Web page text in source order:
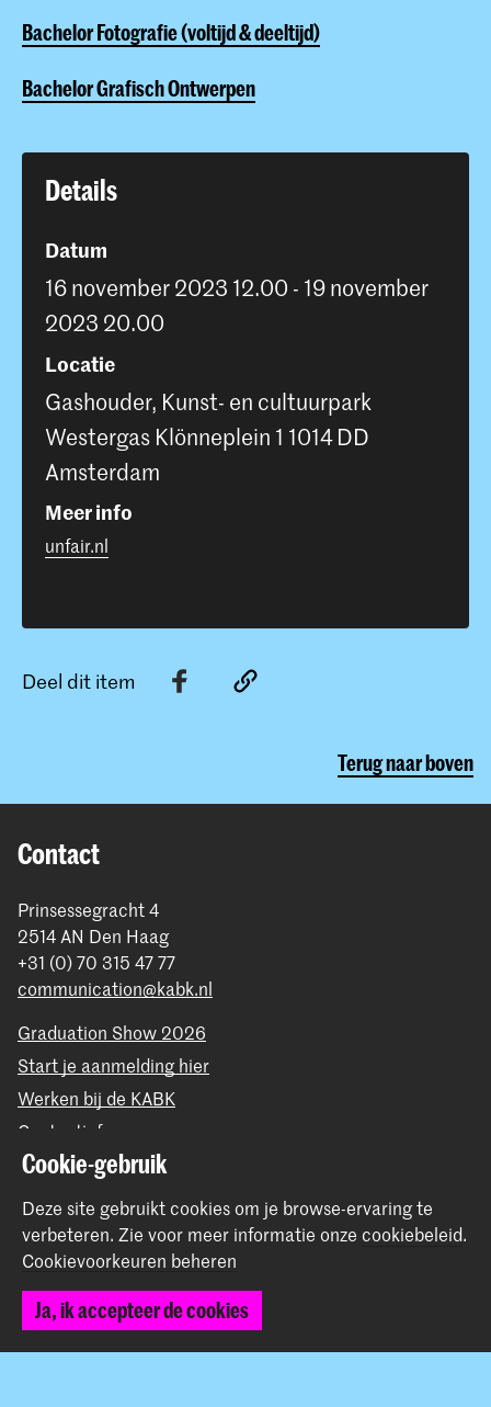
Bachelor Fotografie (voltijd & deeltijd)
Bachelor Grafisch Ontwerpen
Details
Datum
16 november 2023 12.00 - 19 november
2023 20.00
Locatie
Gashouder, Kunst- en cultuurpark
Westergas Klönneplein 1 1014 DD
Amsterdam
Meer info
unfair.nl
Deel dit item
Terug naar boven
Contact
Prinsessegracht 4
2514 AN Den Haag
+31 (0) 70 315 47 77
communication@kabk.nl
Graduation Show 2026
Start je aanmelding hier
Werken bij de KABK
Contactinfo
Blijf op de hoogte
InstagramYouTubeVimeo Facebook
Cookie-gebruik
Deze site gebruikt cookies om je browse-ervaring te
verbeteren. Zie voor meer informatie onze cookiebeleid.
Cookievoorkeuren beheren
Ja, ik accepteer de cookies